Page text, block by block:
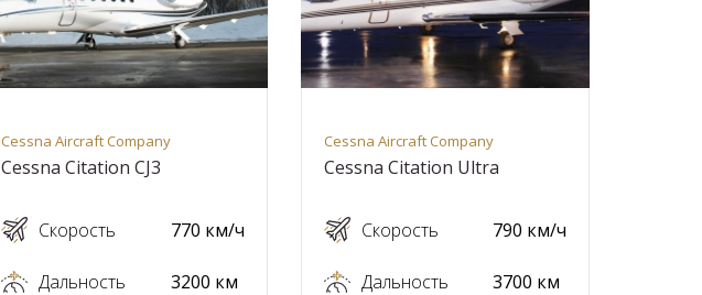
Cessna Aircraft Company
Cessna Citation CJ3
Скорость
Дальность
770 км/ч
3200 км
Cessna Aircraft Company
Cessna Citation Ultra
Скорость
Дальность
790 км/ч
3700 км